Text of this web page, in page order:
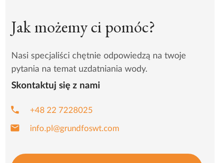
Jak możemy ci pomóc?
Nasi specjaliści chętnie odpowiedzą na twoje
pytania na temat uzdatniania wody.
Skontaktuj się z nami
phone +48 22 7228025
email info.pl@grundfoswt.com